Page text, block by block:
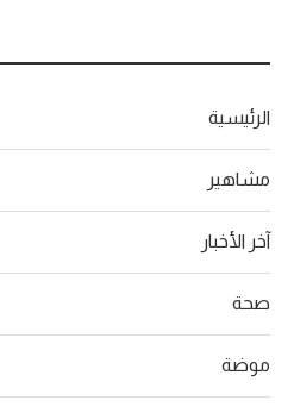
الرئيسية
مشاهير
آخر الأخبار
صحة
موضة